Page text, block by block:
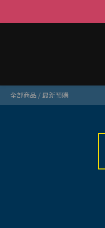
全部商品 /最新預購